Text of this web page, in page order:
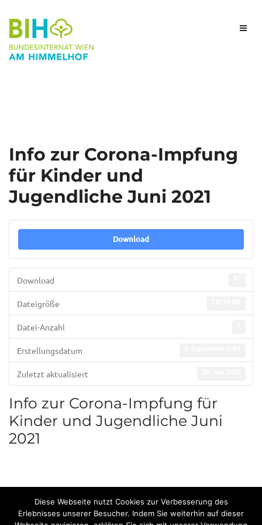
Info zur Corona-Impfung
für Kinder und
Jugendliche Juni 2021
Download
Download
Dateigröße
Datei-Anzahl
Erstellungsdatum
Zuletzt aktualisiert
Info zur Corona-Impfung für
Kinder und Jugendliche Juni
2021
Diese Webseite nutzt Cookies zur Verbesserung des
Erlebnisses unserer Besucher. Indem Sie weiterhin auf dieser